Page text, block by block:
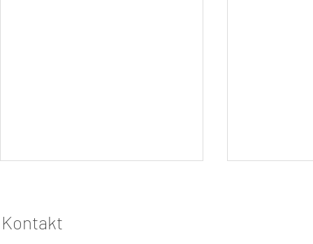
Kontakt